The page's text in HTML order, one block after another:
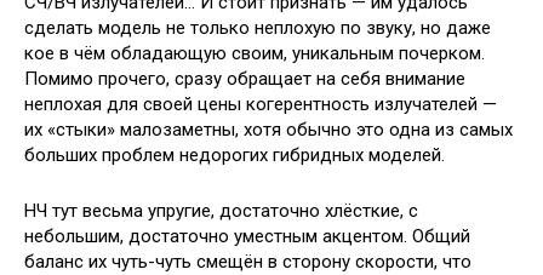
сделать модель не только неплохую по звуку, но даже
кое в чём обладающую своим, уникальным почерком.
Помимо прочего, сразу обращает на себя внимание
неплохая для своей цены когерентность излучателей —
их «стыки» малозаметны, хотя обычно это одна из самых
больших проблем недорогих гибридных моделей.
НЧ тут весьма упругие, достаточно хлёсткие, с
небольшим, достаточно уместным акцентом. Общий
баланс их чуть-чуть смещён в сторону скорости, что